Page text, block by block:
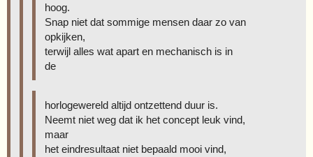
hoog.
Snap niet dat sommige mensen daar zo van
opkijken,
terwijl alles wat apart en mechanisch is in
de
horlogewereld altijd ontzettend duur is.
Neemt niet weg dat ik het concept leuk vind,
maar
het eindresultaat niet bepaald mooi vind,